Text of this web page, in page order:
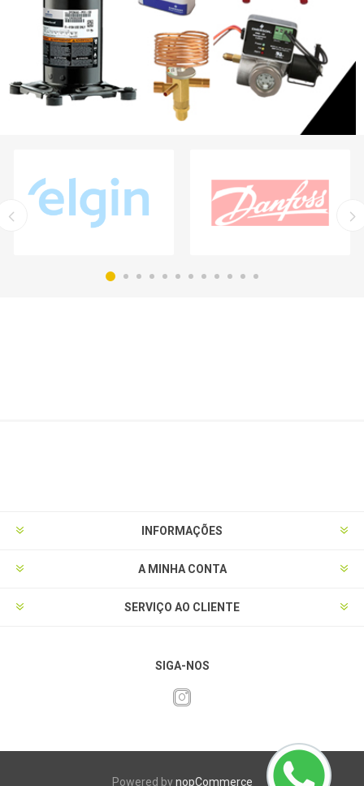
INFORMAÇÕES
A MINHA CONTA
SERVIÇO AO CLIENTE
SIGA-NOS
Powered bynopCommerce